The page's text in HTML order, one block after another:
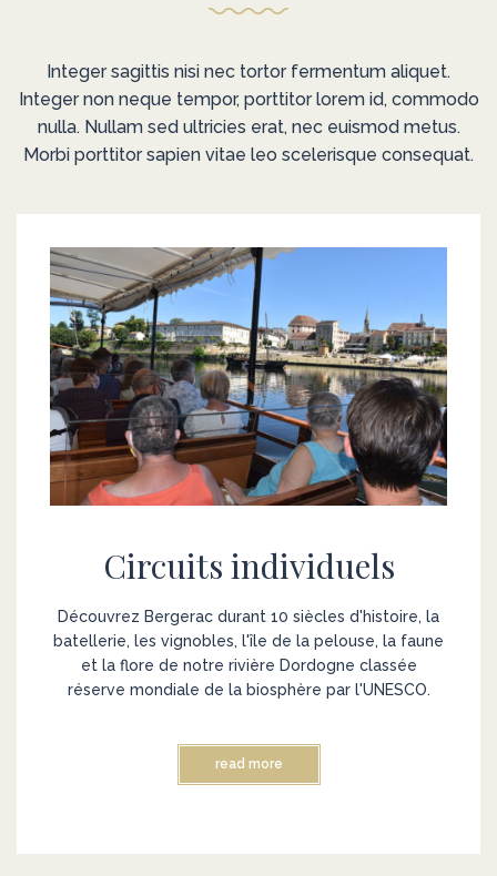
Integer sagittis nisi nec tortor fermentum aliquet.
Integer non neque tempor, porttitor lorem id, commodo
nulla. Nullam sed ultricies erat, nec euismod metus.
Morbi porttitor sapien vitae leo scelerisque consequat.
Circuits individuels
Découvrez Bergerac durant 10 siècles d'histoire, la
batellerie, les vignobles, l'île de la pelouse, la faune
et la flore de notre rivière Dordogne classée
réserve mondiale de la biosphère par l'UNESCO.
read more